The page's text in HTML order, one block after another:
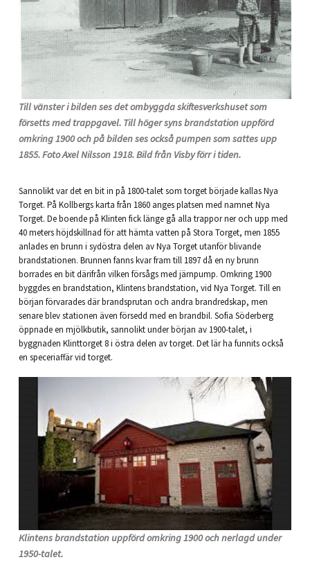
Till vänster i bilden ses det ombyggda skiftesverkshuset som
försetts med trappgavel. Till höger syns brandstation uppförd
omkring 1900 och på bilden ses också pumpen som sattes upp
1855. Foto Axel Nilsson 1918. Bild från Visby förr i tiden.
Sannolikt var det en bit in på 1800-talet som torget började kallas Nya
Torget. På Kollbergs karta från 1860 anges platsen med namnet Nya
Torget. De boende på Klinten fick länge gå alla trappor ner och upp med
40 meters höjdskillnad för att hämta vatten på Stora Torget, men 1855
anlades en brunn i sydöstra delen av Nya Torget utanför blivande
brandstationen. Brunnen fanns kvar fram till 1897 då en ny brunn
borrades en bit därifrån vilken försågs med järnpump. Omkring 1900
byggdes en brandstation, Klintens brandstation, vid Nya Torget. Till en
början förvarades där brandsprutan och andra brandredskap, men
senare blev stationen även försedd med en brandbil. Sofia Söderberg
öppnade en mjölkbutik, sannolikt under början av 1900-talet, i
byggnaden Klinttorget 8 i östra delen av torget. Det lär ha funnits också
en speceriaffär vid torget.
Klintens brandstation uppförd omkring 1900 och nerlagd under
1950-talet.